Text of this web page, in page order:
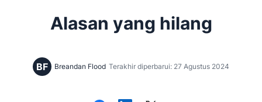
Alasan yang hilang
BF Breandan Flood Terakhir diperbarui: 27 Agustus 2024